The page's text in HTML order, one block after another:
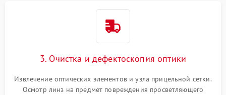
3. Очистка и дефектоскопия оптики
Извлечение оптических элементов и узла прицельной сетки.
Осмотр линз на предмет повреждения просветляющего